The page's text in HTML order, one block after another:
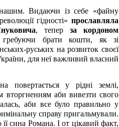
Видаючи із себе «файну
гідності» прославляла
, теперза кордоном
брати кошти, як зі
руських на розвиток своєї
для неї важливий власний
повертається у рідні землі,
вторгненням аби вивезти свого
аби все було правильно у
справу пригальмували.
сина Романа. І от цікавий факт,